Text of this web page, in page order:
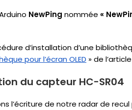
NewPing nommée «
d’installation d’une
pour l’écran OLED » de
du capteur HC-SR04
l’écriture de notre radar de recul